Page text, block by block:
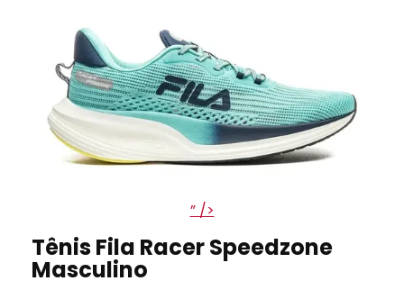
” />
Tênis Fila Racer Speedzone
Masculino